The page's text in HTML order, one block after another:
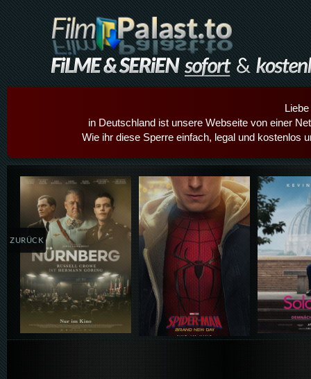
in Deutschland ist unsere Webseite von einer
Wie ihr diese Sperre einfach, legal und kostenlos
Details,Play Details,Play
ZURÜCK